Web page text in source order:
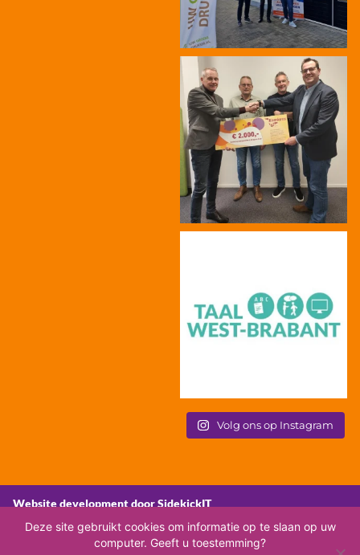
Volg ons op Instagram
Website development door SidekickIT
Deze site gebruikt cookies om informatie op te slaan op uw
computer. Geeft u toestemming?